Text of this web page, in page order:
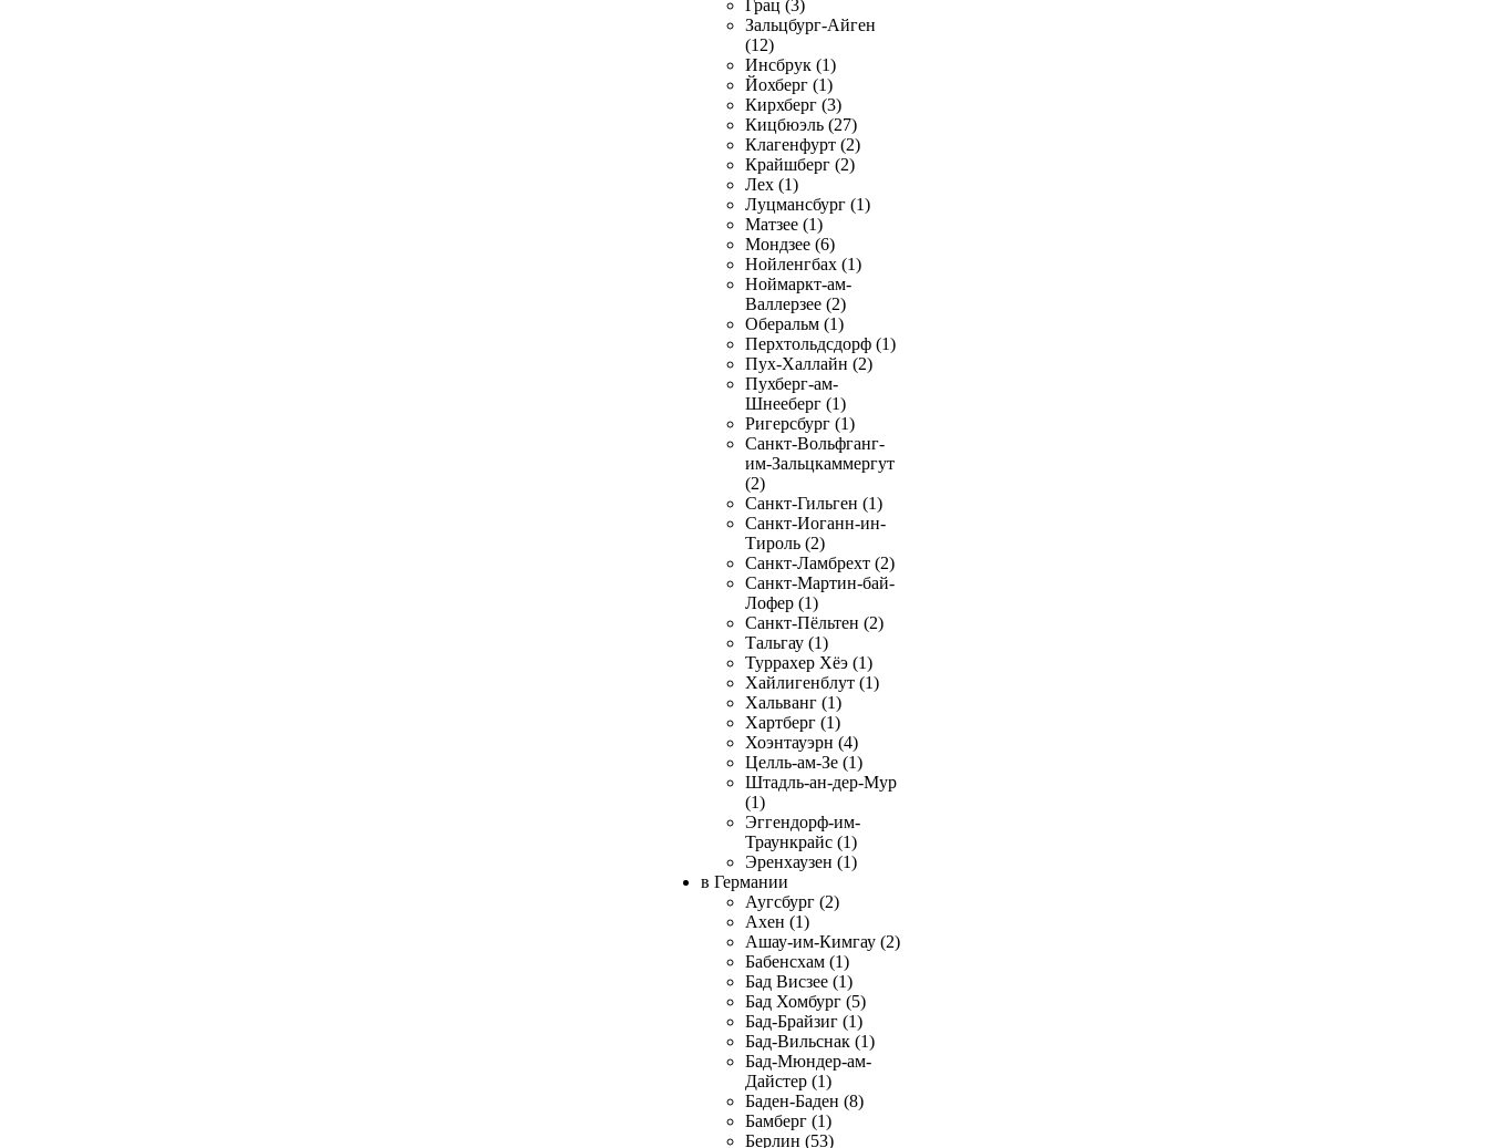
Грац (3)
Зальцбург-Айген
(12)
Инсбрук (1)
Йохберг (1)
Кирхберг (3)
Кицбюэль (27)
Клагенфурт (2)
Крайшберг (2)
Лех (1)
Луцмансбург (1)
Матзее (1)
Мондзее (6)
Нойленгбах (1)
Ноймаркт-ам-
Валлерзее (2)
Оберальм (1)
Перхтольдсдорф (1)
Пух-Халлайн (2)
Пухберг-ам-
Шнееберг (1)
Ригерсбург (1)
Санкт-Вольфганг-
им-Зальцкаммергут
(2)
Санкт-Гильген (1)
Санкт-Иоганн-ин-
Тироль (2)
Санкт-Ламбрехт (2)
Санкт-Мартин-бай-
Лофер (1)
Санкт-Пёльтен (2)
Тальгау (1)
Туррахер Хёэ (1)
Хайлигенблут (1)
Хальванг (1)
Хартберг (1)
Хоэнтауэрн (4)
Целль-ам-Зе (1)
Штадль-ан-дер-Мур
(1)
Эггендорф-им-
Траункрайс (1)
Эренхаузен (1)
в Германии
Аугсбург (2)
Ахен (1)
Ашау-им-Кимгау (2)
Бабенсхам (1)
Бад Висзее (1)
Бад Хомбург (5)
Бад-Брайзиг (1)
Бад-Вильснак (1)
Бад-Мюндер-ам-
Дайстер (1)
Баден-Баден (8)
Бамберг (1)
Берлин (53)